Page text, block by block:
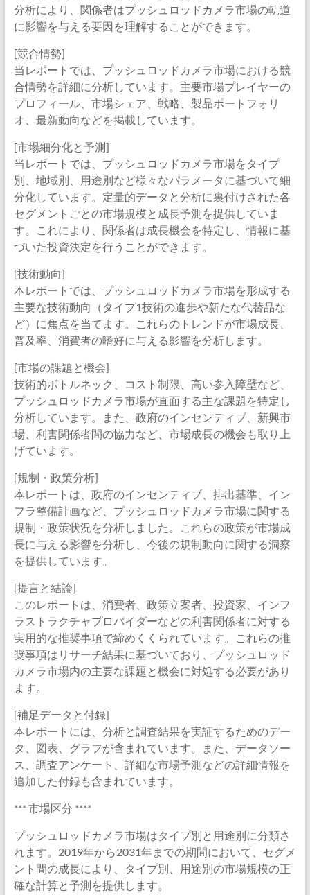
分析により、関係者はプッシュロッドカメラ市場の軌道
に影響を与える要因を理解することができます。
[競合情勢]
当レポートでは、プッシュロッドカメラ市場における競
合情勢を詳細に分析しています。主要市場プレイヤーの
プロフィール、市場シェア、戦略、製品ポートフォリ
オ、最新動向などを掲載しています。
[市場細分化と予測]
当レポートでは、プッシュロッドカメラ市場をタイプ
別、地域別、用途別など様々なパラメータに基づいて細
分化しています。定量的データと分析に裏付けされた各
セグメントごとの市場規模と成長予測を提供していま
す。これにより、関係者は成長機会を特定し、情報に基
づいた投資決定を行うことができます。
[技術動向]
本レポートでは、プッシュロッドカメラ市場を形成する
主要な技術動向（タイプ1技術の進歩や新たな代替品な
ど）に焦点を当てます。これらのトレンドが市場成長、
普及率、消費者の嗜好に与える影響を分析します。
[市場の課題と機会]
技術的ボトルネック、コスト制限、高い参入障壁など、
プッシュロッドカメラ市場が直面する主な課題を特定し
分析しています。また、政府のインセンティブ、新興市
場、利害関係者間の協力など、市場成長の機会も取り上
げています。
[規制・政策分析]
本レポートは、政府のインセンティブ、排出基準、イン
フラ整備計画など、プッシュロッドカメラ市場に関する
規制・政策状況を分析しました。これらの政策が市場成
長に与える影響を分析し、今後の規制動向に関する洞察
を提供しています。
[提言と結論]
このレポートは、消費者、政策立案者、投資家、インフ
ラストラクチャプロバイダーなどの利害関係者に対する
実用的な推奨事項で締めくくられています。これらの推
奨事項はリサーチ結果に基づいており、プッシュロッド
カメラ市場内の主要な課題と機会に対処する必要があり
ます。
[補足データと付録]
本レポートには、分析と調査結果を実証するためのデー
タ、図表、グラフが含まれています。また、データソー
ス、調査アンケート、詳細な市場予測などの詳細情報を
追加した付録も含まれています。
*** 市場区分 ****
プッシュロッドカメラ市場はタイプ別と用途別に分類さ
れます。2019年から2031年までの期間において、セグメ
ント間の成長により、タイプ別、用途別の市場規模の正
確な計算と予測を提供します。